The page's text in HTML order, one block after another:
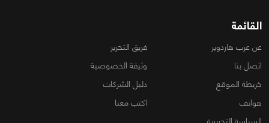
القائمة
عن عرب هاردوير
فريق التحرير
اتصل بنا
وثيقة الخصوصية
خريطة الموقع
دليل الشركات
هواتف
اكتب معنا